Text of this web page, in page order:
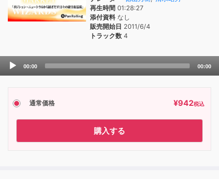
再生時間 01:28:27
添付資料なし
販売開始日 2011/6/4
トラック数 4
Audio
00:00 00:00
通常価格 ¥942税込
購入する